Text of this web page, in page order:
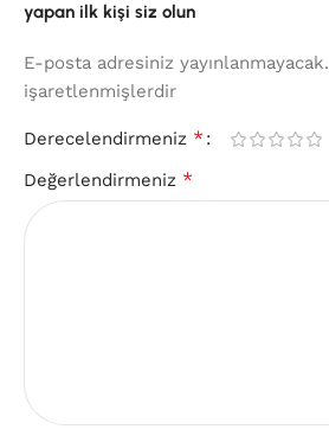
yapan ilk kişi siz olun
E-posta adresiniz yayınlanmayacak.
işaretlenmişlerdir
Derecelendirmeniz *
Değerlendirmeniz *